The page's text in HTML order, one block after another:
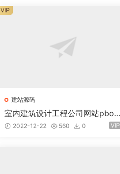
建站源码
室内建筑设计工程公司网站pboo
tcms模板(自适应手机) 装修设计
2022-12-22 560 0 VIP
VIP